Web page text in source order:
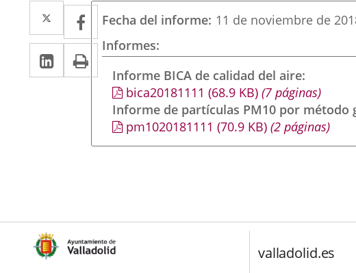
Twitter
Enlace
a
una
aplicación
externa.
Facebook
Enlace
a
una
aplicación
externa.
Linkedin
Enlace
a
aplicación
externa.
Print
Fecha del informe 11 de noviembre de
Informes
Informe BICA de calidad del aire
bica20181111 (68.9 KB)(7 páginas)
Informe de partículas PM10 por método
pm1020181111 (70.9 KB)(2 páginas)
valladolid.es